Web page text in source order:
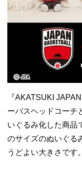
『AKATSUKI
ーバスヘッドコーチ
いぐるみ化した商品
のサイズのぬいぐる
うどよい大きさです。